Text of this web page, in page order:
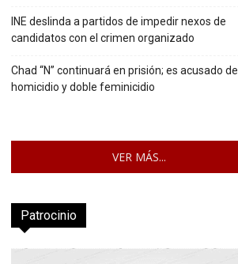
INE deslinda a partidos de impedir nexos de
candidatos con el crimen organizado
Chad “N” continuará en prisión; es acusado de
homicidio y doble feminicidio
VER MÁS...
Patrocinio